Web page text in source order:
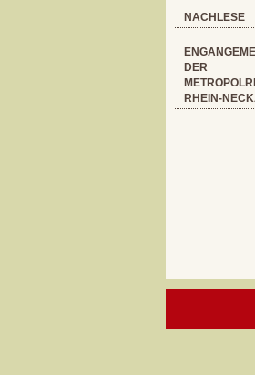
NACHLESE
DER
RHEIN-